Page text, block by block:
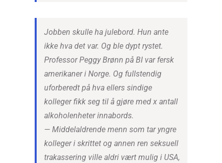
Jobben skulle ha julebord. Hun ante
ikke hva det var. Og ble dypt rystet.
Professor Peggy Brønn på BI var fersk
amerikaner i Norge. Og fullstendig
uforberedt på hva ellers sindige
kolleger fikk seg til å gjøre med x antall
alkoholenheter innabords.
— Middelaldrende menn som tar yngre
kolleger i skrittet og annen ren seksuell
trakassering ville aldri vært mulig i USA,